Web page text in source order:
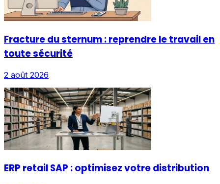
Fracture du sternum : reprendre le travail en
toute sécurité
2 août 2026
ERP retail SAP : optimisez votre distribution